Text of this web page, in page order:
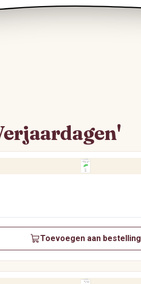
Toevoegen aan bestelling